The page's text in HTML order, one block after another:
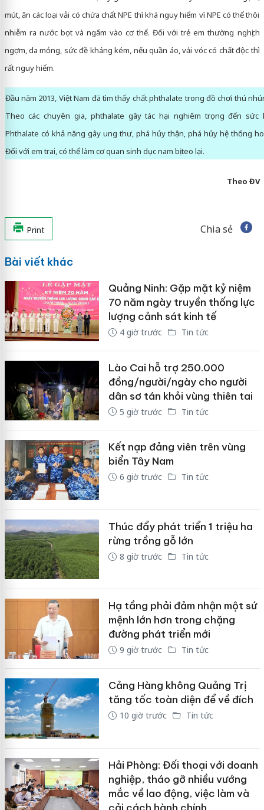
mút, ăn các loại vải có chứa chất NPE thì khá nguy hiểm vì NPE có thể thôi
nhiễm ra nước bọt và ngấm vào cơ thể. Đối với trẻ em thường nghịch
ngợm, da mỏng, sức đề kháng kém, nếu quần áo, vải vóc có chất độc thì
rất nguy hiểm.
Đầu năm 2013, Việt Nam đã tìm thấy chất phthalate trong đồ chơi thú
Theo các chuyên gia, phthalate gây tác hại nghiêm trọng đến sức
Phthalate có khả năng gây ung thư, phá hủy thận, phá hủy hệ thống
Đối với em trai, có thể làm cơ quan sinh dục nam bị teo lại.
Theo ĐV
Print Chia sẻ
Bài viết khác
Quảng Ninh: Gặp mặt kỷ niệm
70 năm ngày truyền thống lực
lượng cảnh sát kinh tế
4 giờ trước Tin tức
Lào Cai hỗ trợ 250.000
đồng/người/ngày cho người
dân sơ tán khỏi vùng thiên tai
5 giờ trước Tin tức
Kết nạp đảng viên trên vùng
biển Tây Nam
6 giờ trước Tin tức
Thúc đẩy phát triển 1 triệu ha
rừng trồng gỗ lớn
8 giờ trước Tin tức
Hạ tầng phải đảm nhận một sứ
mệnh lớn hơn trong chặng
đường phát triển mới
9 giờ trước Tin tức
Cảng Hàng không Quảng Trị
tăng tốc toàn diện để về đích
10 giờ trước Tin tức
Hải Phòng: Đối thoại với doanh
nghiệp, tháo gỡ nhiều vướng
mắc về lao động, việc làm và
cải cách hành chính